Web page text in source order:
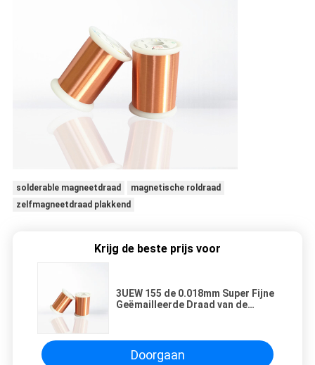
solderable magneetdraad
magnetische roldraad
zelfmagneetdraad plakkend
Krijg de beste prijs voor
3UEW 155 de 0.018mm Super Fijne
Geëmailleerde Draad van de
Doorgaan